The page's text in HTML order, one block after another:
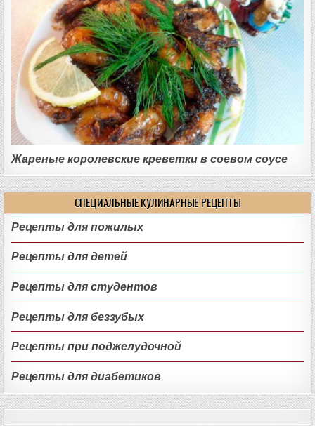
Жареные королевские креветки в соевом соусе
СПЕЦИАЛЬНЫЕ КУЛИНАРНЫЕ РЕЦЕПТЫ
Рецепты для пожилых
Рецепты для детей
Рецепты для студентов
Рецепты для беззубых
Рецепты при поджелудочной
Рецепты для диабетиков